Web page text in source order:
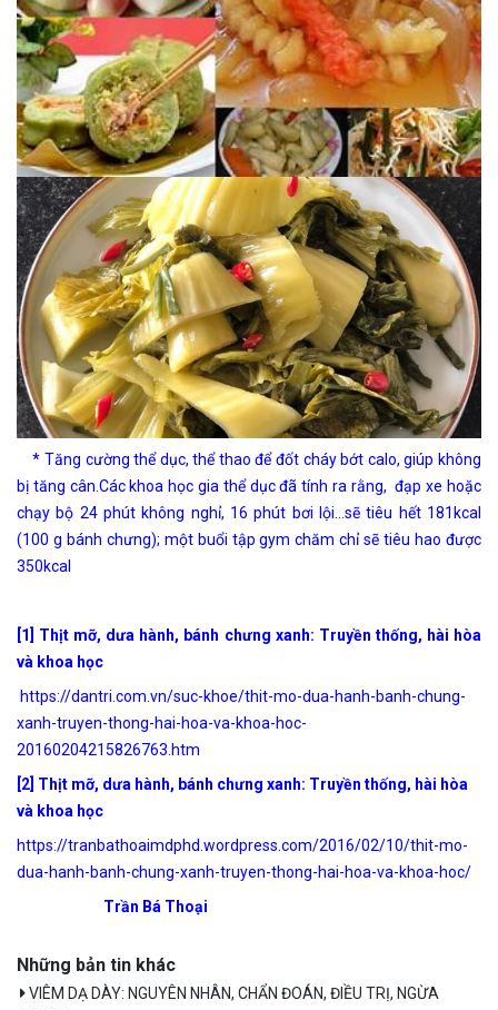
* Tăng cường thể dục, thể thao để đốt cháy bớt calo, giúp không
bị tăng cân.Các khoa học gia thể dục đã tính ra rằng, đạp xe hoặc
chạy bộ 24 phút không nghỉ, 16 phút bơi lội…sẽ tiêu hết 181kcal
(100 g bánh chưng); một buổi tập gym chăm chỉ sẽ tiêu hao được
350kcal
[1] Thịt mỡ, dưa hành, bánh chưng xanh: Truyền thống, hài hòa
và khoa học
https://dantri.com.vn/suc-khoe/thit-mo-dua-hanh-banh-chung-
xanh-truyen-thong-hai-hoa-va-khoa-hoc-
20160204215826763.htm
[2] Thịt mỡ, dưa hành, bánh chưng xanh: Truyền thống, hài hòa
và khoa học
https://tranbathoaimdphd.wordpress.com/2016/02/10/thit-mo-
dua-hanh-banh-chung-xanh-truyen-thong-hai-hoa-va-khoa-hoc/
Trần Bá Thoại
Những bản tin khác
VIÊM DẠ DÀY: NGUYÊN NHÂN, CHẨN ĐOÁN, ĐIỀU TRỊ, NGỪA